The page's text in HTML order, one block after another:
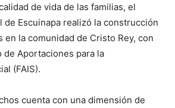
de vida de las familias, el
de Escuinapa realizó la construcción
en la comunidad de Cristo Rey, con
de Aportaciones para la
(FAIS).
cuenta con una dimensión de